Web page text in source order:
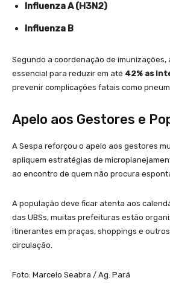
Influenza A (H3N2)
Influenza B
Segundo a coordenação de imunizações,
essencial para reduzir em até 42% as
prevenir complicações fatais como
Apelo aos Gestores e
A Sespa reforçou o apelo aos gestores
apliquem estratégias de
ao encontro de quem não procura
A população deve ficar atenta aos
das UBSs, muitas prefeituras estão
itinerantes em praças, shoppings e
circulação.
Foto: Marcelo Seabra / Ag. Pará